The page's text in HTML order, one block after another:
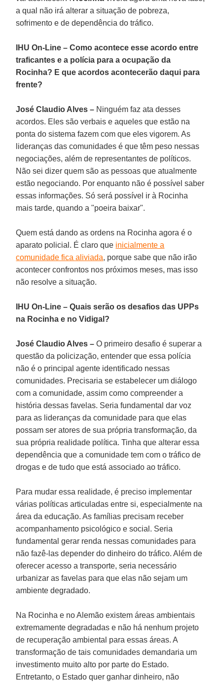
a qual não irá alterar a situação de pobreza,
sofrimento e de dependência do tráfico.
IHU On-Line – Como acontece esse acordo entre
traficantes e a polícia para a ocupação da
Rocinha? E que acordos acontecerão daqui para
frente?
José Claudio Alves – Ninguém faz ata desses
acordos. Eles são verbais e aqueles que estão na
ponta do sistema fazem com que eles vigorem. As
lideranças das comunidades é que têm peso nessas
negociações, além de representantes de políticos.
Não sei dizer quem são as pessoas que atualmente
estão negociando. Por enquanto não é possível saber
essas informações. Só será possível ir à Rocinha
mais tarde, quando a "poeira baixar".
Quem está dando as ordens na Rocinha agora é o
aparato policial. É claro que inicialmente a
comunidade fica aliviada, porque sabe que não irão
acontecer confrontos nos próximos meses, mas isso
não resolve a situação.
IHU On-Line – Quais serão os desafios das UPPs
na Rocinha e no Vidigal?
José Claudio Alves – O primeiro desafio é superar a
questão da policização, entender que essa polícia
não é o principal agente identificado nessas
comunidades. Precisaria se estabelecer um diálogo
com a comunidade, assim como compreender a
história dessas favelas. Seria fundamental dar voz
para as lideranças da comunidade para que elas
possam ser atores de sua própria transformação, da
sua própria realidade política. Tinha que alterar essa
dependência que a comunidade tem com o tráfico de
drogas e de tudo que está associado ao tráfico.
Para mudar essa realidade, é preciso implementar
várias políticas articuladas entre si, especialmente na
área da educação. As famílias precisam receber
acompanhamento psicológico e social. Seria
fundamental gerar renda nessas comunidades para
não fazê-las depender do dinheiro do tráfico. Além de
oferecer acesso a transporte, seria necessário
urbanizar as favelas para que elas não sejam um
ambiente degradado.
Na Rocinha e no Alemão existem áreas ambientais
extremamente degradadas e não há nenhum projeto
de recuperação ambiental para essas áreas. A
transformação de tais comunidades demandaria um
investimento muito alto por parte do Estado.
Entretanto, o Estado quer ganhar dinheiro, não